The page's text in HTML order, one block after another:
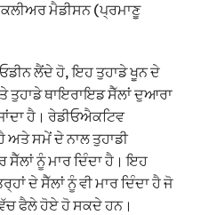
ਮੈਡੀਸਨ (ਪ੍ਰਮਾਣੂ
ਲੈਂਦੇ ਹੋ, ਇਹ ਤੁਹਾਡੇ ਖੂਨ ਦੇ
ਤੁਹਾਡੇ ਥਾਇਰਾਇਡ ਸੈੱਲਾਂ ਦੁਆਰਾ
ਹੈ। ਰੇਡੀਓਐਕਟਿਵ
ਸਮੇਂ ਦੇ ਨਾਲ ਤੁਹਾਡੀ
ਸੈੱਲਾਂ ਨੂੰ ਮਾਰ ਦਿੰਦਾ ਹੈ। ਇਹ
ਦੇ ਸੈੱਲਾਂ ਨੂੰ ਵੀ ਮਾਰ ਦਿੰਦਾ ਹੈ ਜੋ
ਫੈਲੇ ਹੋਏ ਹੋ ਸਕਦੇ ਹਨ।